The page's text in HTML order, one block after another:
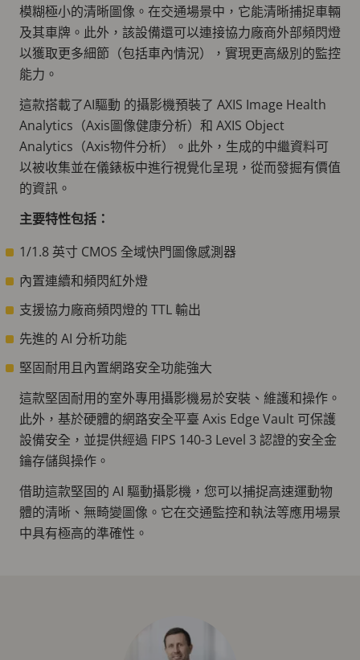
模糊極小的清晰圖像。在交通場景中，它能清晰捕捉車輛
及其車牌。此外，該設備還可以連接協力廠商外部頻閃燈
以獲取更多細節（包括車內情況），實現更高級別的監控
能力。
這款搭載了AI驅動 的攝影機預裝了 AXIS Image Health
Analytics（Axis圖像健康分析）和 AXIS Object
Analytics（Axis物件分析）。此外，生成的中繼資料可
以被收集並在儀錶板中進行視覺化呈現，從而發掘有價值
的資訊。
主要特性包括：
1/1.8 英寸 CMOS 全域快門圖像感測器
內置連續和頻閃紅外燈
支援協力廠商頻閃燈的 TTL 輸出
先進的 AI 分析功能
堅固耐用且內置網路安全功能強大
這款堅固耐用的室外專用攝影機易於安裝、維護和操作。
此外，基於硬體的網路安全平臺 Axis Edge Vault 可保護
設備安全，並提供經過 FIPS 140-3 Level 3 認證的安全金
鑰存儲與操作。
借助這款堅固的 AI 驅動攝影機，您可以捕捉高速運動物
體的清晰、無畸變圖像。它在交通監控和執法等應用場景
中具有極高的準確性。